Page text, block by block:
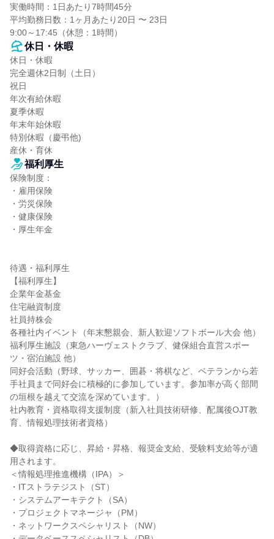
実働時間：1日あたり7時間45分
平均勤務日数：1ヶ月あたり20日 〜 23日
9:00～17:45（休憩：1時間）
休日・休暇
休日・休暇
完全週休2日制（土日）
祝日
年次有給休暇
夏季休暇
年末年始休暇
特別休暇（慶弔他)
産休・育休
福利厚生
保険制度：
・雇用保険
・労災保険
・健康保険
・厚生年金
待遇・福利厚生
【福利厚生】
企業年金基金
住宅融資制度
社員持株会
各種社内イベント（年末懇親会、新人歓迎ソフトボール大会 他）
福利厚生施設（東急ハーヴェストクラブ、健保組合直営スポー
ツ・宿泊施設 他）
同好会活動（野球、サッカー、囲碁・将棋など、ベテランから若
手社員まで同好会に積極的に参加しています。参加率が高く部間
の垣根を越えて交流を深めています。）
社内教育・資格取得支援制度（新入社員技術研修、配属後OJT教
育、情報処理技術者資格）
◆取得資格に応じ、昇給・昇格、報奨金支給、受験料支給等が適
用されます。
＜情報処理推進機構（IPA）＞
・ITストラテジスト（ST）
・システムアーキテクト（SA）
・プロジェクトマネージャ（PM）
・ネットワークスペシャリスト（NW）